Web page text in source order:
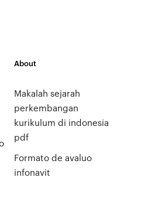
About
Makalah sejarah
perkembangan
kurikulum di indonesia
pdf
Formato de avaluo
infonavit